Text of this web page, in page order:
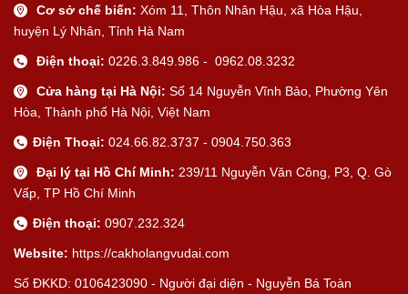
Cơ sở chế biến: Xóm 11, Thôn Nhân Hậu, xã Hòa Hậu,
huyện Lý Nhân, Tỉnh Hà Nam
Điện thoại: 0226.3.849.986 - 0962.08.3232
Cửa hàng tại Hà Nội: Số 14 Nguyễn Vĩnh Bảo, Phường Yên
Hòa, Thành phố Hà Nội, Việt Nam
Điện Thoại: 024.66.82.3737 - 0904.750.363
Đại lý tại Hồ Chí Minh: 239/11 Nguyễn Văn Công, P3, Q. Gò
Vấp, TP Hồ Chí Minh
Điện thoại: 0907.232.324
Website: https://cakholangvudai.com
Số ĐKKD: 0106423090 - Người đại diện - Nguyễn Bá Toàn